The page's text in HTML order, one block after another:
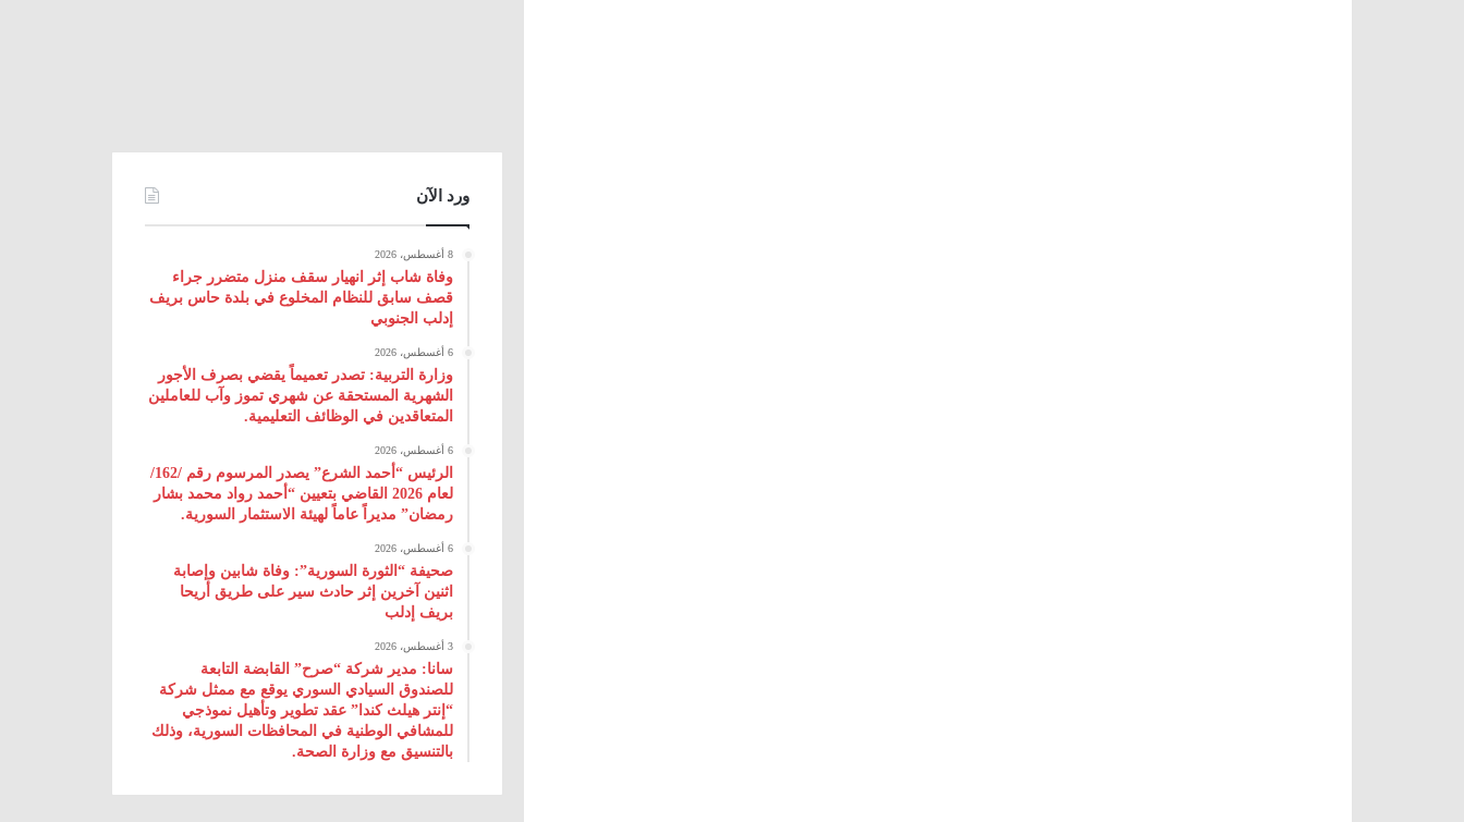
ورد الآن
8 أغسطس، 2026
وفاة شاب إثر انهيار سقف منزل متضرر جراء
قصف سابق للنظام المخلوع في بلدة حاس بريف
إدلب الجنوبي
6 أغسطس، 2026
وزارة التربية: تصدر تعميماً يقضي بصرف الأجور
الشهرية المستحقة عن شهري تموز وآب للعاملين
المتعاقدين في الوظائف التعليمية.
6 أغسطس، 2026
الرئيس “أحمد الشرع” يصدر المرسوم رقم /162/
لعام 2026 ‌القاضي بتعيين “أحمد رواد محمد بشار
رمضان” مديراً عاماً لهيئة ‌الاستثمار السورية.
6 أغسطس، 2026
صحيفة “الثورة السورية”: وفاة شابين وإصابة
اثنين آخرين إثر حادث سير على طريق أريحا
بريف إدلب
3 أغسطس، 2026
سانا: مدير شركة “صرح” القابضة التابعة
للصندوق السيادي السوري يوقع مع ممثل شركة
“إنتر هيلث كندا” عقد تطوير وتأهيل نموذجي
للمشافي الوطنية في المحافظات السورية، وذلك
بالتنسيق مع وزارة الصحة.